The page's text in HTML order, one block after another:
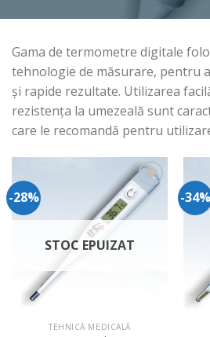
Gama de termometre digitale
tehnologie de măsurare, pentru
și rapide rezultate. Utilizarea
rezistența la umezeală sunt
care le recomandă pentru
-28%
Adauga
in
Wishlist
STOC EPUIZAT
TEHNICĂ MEDICALĂ
-34%